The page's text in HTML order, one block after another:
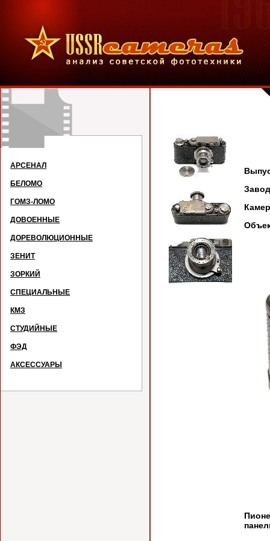
АРСЕНАЛ
БЕЛОМО
ГОМЗ-ЛОМО
ДОВОЕННЫЕ
ДОРЕВОЛЮЦИОННЫЕ
ЗЕНИТ
ЗОРКИЙ
СПЕЦИАЛЬНЫЕ
КМЗ
СТУДИЙНЫЕ
ФЭД
АКСЕССУАРЫ
Объ